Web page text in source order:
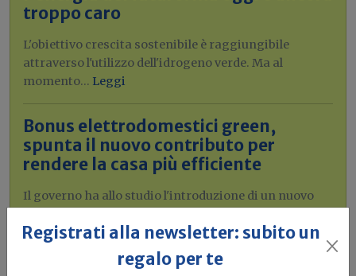
troppo caro
L'obiettivo crescita sostenibile è raggiungibile
attraverso l'utilizzo dell'idrogeno verde. Ma al
momento... Leggi
Bonus elettrodomestici green,
spunta il nuovo contributo per
rendere la casa più efficiente
Il governo ha allo studio l'introduzione di un nuovo
Potrebbe interessarti
Registrati alla newsletter: subito un
regalo per te